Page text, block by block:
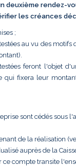
deuxième rendez-
les créances
;
au vu des motifs
feront l'objet
qui fixera leur
sont cédés sous
de la réalisation
auprès de la
ce compte transite